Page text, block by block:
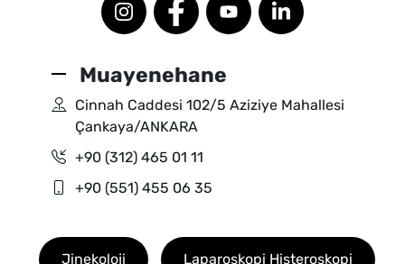
Muayenehane
Cinnah Caddesi 102/5 Aziziye Mahallesi
Çankaya/ANKARA
+90 (312) 465 01 11
+90 (551) 455 06 35
FooterJinekoloji Laparoskopi Histeroskopi